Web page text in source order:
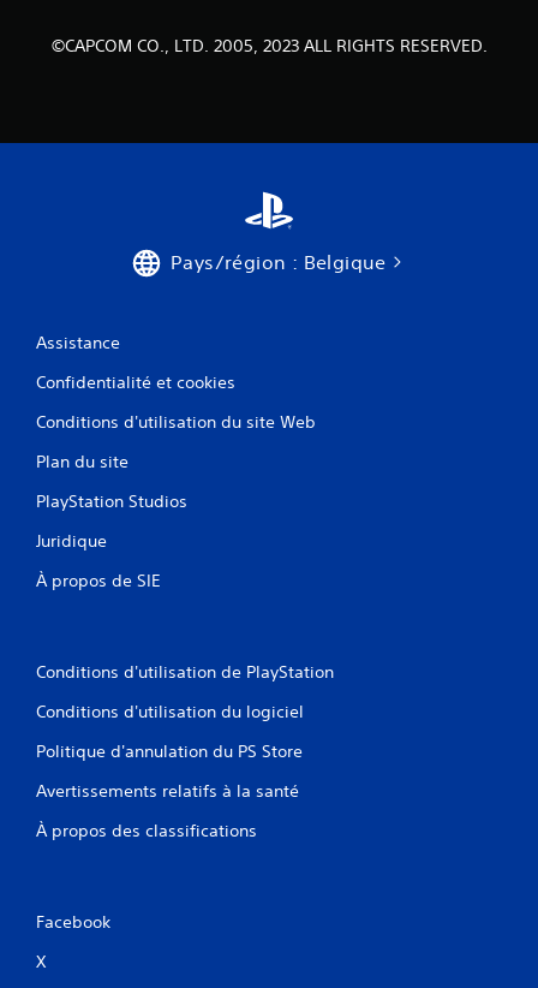
©CAPCOM CO., LTD. 2005, 2023 ALL RIGHTS RESERVED.
Pays/région : Belgique
Assistance
Confidentialité et cookies
Conditions d'utilisation du site Web
Plan du site
PlayStation Studios
Juridique
À propos de SIE
Conditions d'utilisation de PlayStation
Conditions d'utilisation du logiciel
Politique d'annulation du PS Store
Avertissements relatifs à la santé
À propos des classifications
Facebook
X